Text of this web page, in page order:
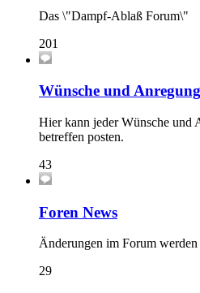
Das \"Dampf-Ablaß Forum\"
201
Wünsche und
Hier kann jeder Wünsche und
betreffen posten.
43
Foren News
Änderungen im Forum werden
29